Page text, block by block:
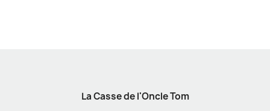
La Casse de l'Oncle Tom